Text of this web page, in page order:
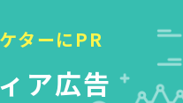
ターにPR
ア広告